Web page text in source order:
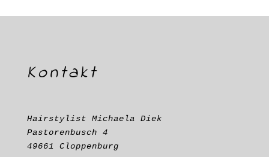
Kontakt
Hairstylist Michaela Diek
Pastorenbusch 4
49661 Cloppenburg